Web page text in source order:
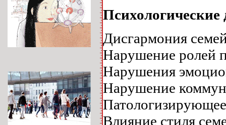
Дисгармония
Нарушение ролей
Нарушения
Нарушение
Влияние стиля